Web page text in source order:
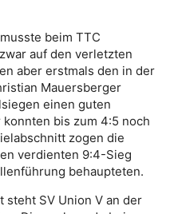
beim TTC
auf den verletzten
aber erstmals den in der
Mauersberger
einen guten
bis zum 4:5 noch
zogen die
verdienten 9:4-Sieg
behaupteten.
steht SV Union V an der